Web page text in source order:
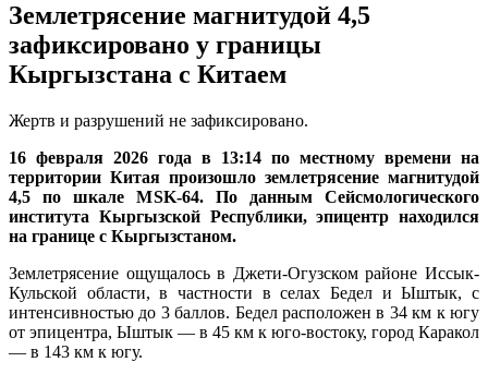
Землетрясение магнитудой 4,5
зафиксировано у границы
Кыргызстана с Китаем
Жертв и разрушений не зафиксировано.
16 февраля 2026 года в 13:14 по местному времени на
территории Китая произошло землетрясение магнитудой
4,5 по шкале MSK-64. По данным Сейсмологического
института Кыргызской Республики, эпицентр находился
на границе с Кыргызстаном.
Землетрясение ощущалось в Джети-Огузском районе Иссык-
Кульской области, в частности в селах Бедел и Ыштык, с
интенсивностью до 3 баллов. Бедел расположен в 34 км к югу
от эпицентра, Ыштык — в 45 км к юго-востоку, город Каракол
— в 143 км к югу.